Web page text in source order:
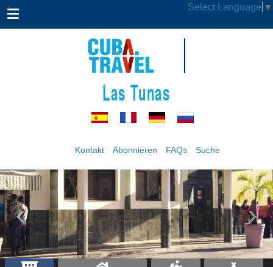
Select Language ▼
Las Tunas
Kontakt Abonnieren FAQs Suche
‹ ›